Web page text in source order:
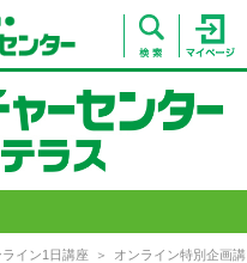
ライン1日講座
オンライン特別企画講